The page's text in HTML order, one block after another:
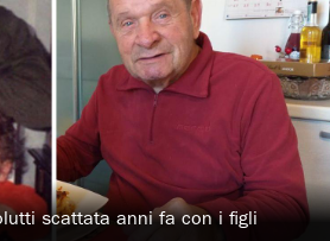
scattata anni fa con i figli